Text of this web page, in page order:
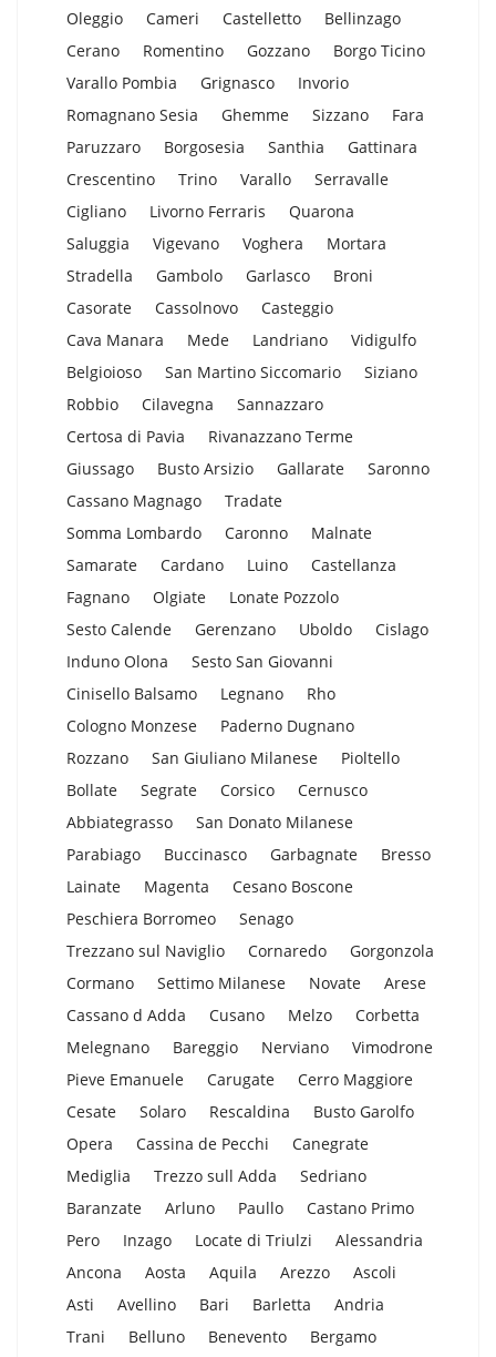
Oleggio
Cameri Castelletto
Bellinzago
Cerano
Romentino Gozzano
Borgo Ticino
Varallo Pombia
Grignasco
Invorio
Romagnano Sesia
Ghemme Sizzano
Fara
Paruzzaro
Borgosesia Santhia
Gattinara
Crescentino
Trino Varallo
Serravalle
Cigliano
Livorno Ferraris
Quarona
Saluggia
Vigevano Voghera
Mortara
Stradella
Gambolo Garlasco
Broni
Casorate
Cassolnovo
Casteggio
Cava Manara
Mede Landriano
Vidigulfo
Belgioioso
San Martino Siccomario
Siziano
Robbio
Cilavegna
Sannazzaro
Certosa di Pavia
Rivanazzano Terme
Giussago
Busto Arsizio Gallarate
Saronno
Cassano Magnago
Tradate
Somma Lombardo
Caronno
Malnate
Samarate
Cardano Luino
Castellanza
Fagnano
Olgiate
Lonate Pozzolo
Sesto Calende
Gerenzano Uboldo
Cislago
Induno Olona
Sesto San Giovanni
Cinisello Balsamo
Legnano
Rho
Cologno Monzese
Paderno Dugnano
Rozzano
San Giuliano Milanese
Pioltello
Bollate
Segrate Corsico
Cernusco
Abbiategrasso
San Donato Milanese
Parabiago
Buccinasco Garbagnate
Bresso
Lainate
Magenta
Cesano Boscone
Peschiera Borromeo
Senago
Trezzano sul Naviglio
Cornaredo
Gorgonzola
Cormano
Settimo Milanese Novate
Arese
Cassano d Adda
Cusano Melzo
Corbetta
Melegnano
Bareggio Nerviano
Vimodrone
Pieve Emanuele
Carugate
Cerro Maggiore
Cesate
Solaro Rescaldina
Busto Garolfo
Opera
Cassina de Pecchi
Canegrate
Mediglia
Trezzo sull Adda
Sedriano
Baranzate
Arluno Paullo
Castano Primo
Pero
Inzago Locate di Triulzi
Alessandria
Ancona
Aosta Aquila Arezzo
Ascoli
Asti
Avellino Bari Barletta
Andria
Trani
Belluno Benevento
Bergamo